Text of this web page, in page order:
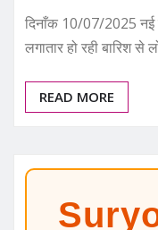
दिनाँक 10/07/2025 नई
लगातार हो रही बारिश से
READ MORE